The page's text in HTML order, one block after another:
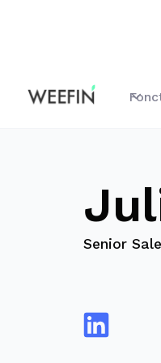
Blog Julie LOUVRIER
Senior